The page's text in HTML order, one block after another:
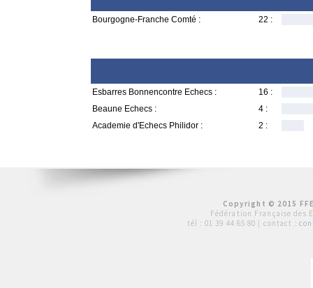
Bourgogne-Franche Comté : 22 :
Esbarres Bonnencontre Echecs :
16 :
Beaune Echecs :
4 :
Academie d'Echecs Philidor :
2 :
Copyright © 2015
Fédération Française des
tél : 01 39 44 65 80 | contact :